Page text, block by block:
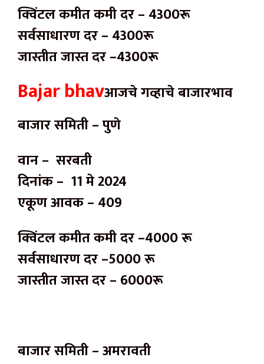
क्विंटल कमीत कमी दर – 4300रू
सर्वसाधारण दर – 4300रू
जास्तीत जास्त दर –4300रू
Bajar bhavआजचे गव्हाचे बाजारभाव
बाजार समिती – पुणे
वान – सरबती
दिनांक – 11 मे 2024
एकूण आवक – 409
क्विंटल कमीत कमी दर –4000 रू
सर्वसाधारण दर –5000 रू
जास्तीत जास्त दर – 6000रू
बाजार समिती – अमरावती